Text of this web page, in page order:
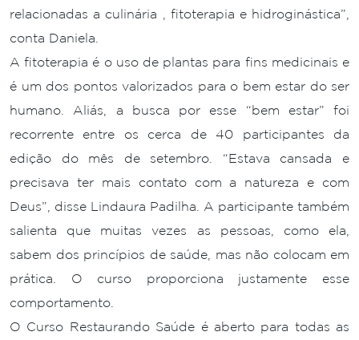
relacionadas a culinária , fitoterapia e hidroginástica”,
conta Daniela.
A fitoterapia é o uso de plantas para fins medicinais e
é um dos pontos valorizados para o bem estar do ser
humano. Aliás, a busca por esse “bem estar” foi
recorrente entre os cerca de 40 participantes da
edição do mês de setembro. “Estava cansada e
precisava ter mais contato com a natureza e com
Deus”, disse Lindaura Padilha. A participante também
salienta que muitas vezes as pessoas, como ela,
sabem dos princípios de saúde, mas não colocam em
prática. O curso proporciona justamente esse
comportamento.
O Curso Restaurando Saúde é aberto para todas as